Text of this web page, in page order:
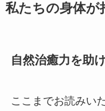
私たちの身体が
自然治癒力を助
ここまでお読みい